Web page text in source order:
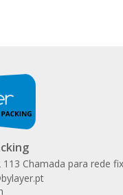
113 Chamada para rede